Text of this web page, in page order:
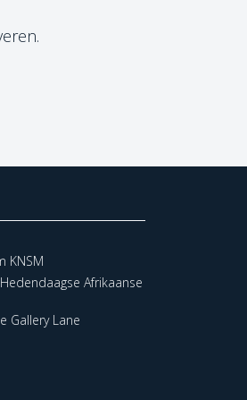
KNSM
Afrikaanse
Gallery Lane